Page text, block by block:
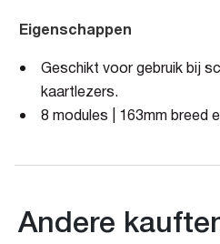
Eigenschappen
Geschikt voor gebruik bij
kaartlezers.
8 modules | 163mm breed
Andere